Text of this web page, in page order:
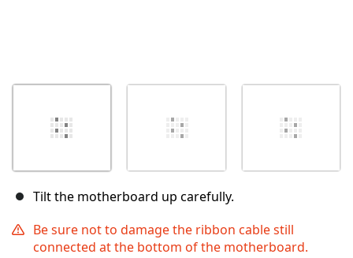
Tilt the motherboard up carefully.
Be sure not to damage the ribbon cable still
connected at the bottom of the motherboard.